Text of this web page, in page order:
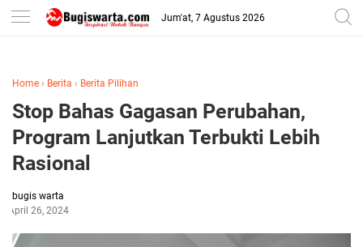
-->
Jum'at, 7 Agustus 2026
Home › Berita › Berita Pilihan
Stop Bahas Gagasan Perubahan,
Program Lanjutkan Terbukti Lebih
Rasional
bugis warta
April 26, 2024